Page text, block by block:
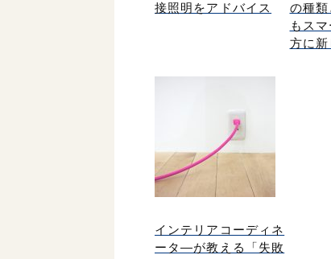
接照明をアドバイス
の種類
もス
方に新
インテリアコーディネ
ータ―が教える「失敗